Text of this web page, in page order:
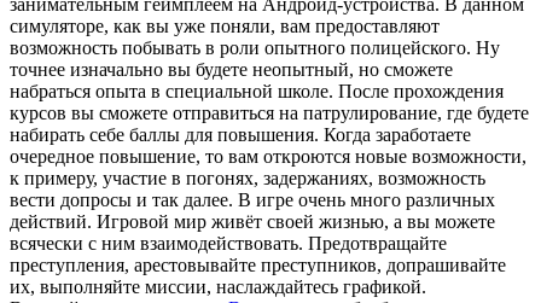
симуляторе, как вы уже поняли, вам предоставляют
возможность побывать в роли опытного полицейского. Ну
точнее изначально вы будете неопытный, но сможете
набраться опыта в специальной школе. После прохождения
курсов вы сможете отправиться на патрулирование, где будете
набирать себе баллы для повышения. Когда заработаете
очередное повышение, то вам откроются новые возможности,
к примеру, участие в погонях, задержаниях, возможность
вести допросы и так далее. В игре очень много различных
действий. Игровой мир живёт своей жизнью, а вы можете
всячески с ним взаимодействовать. Предотвращайте
преступления, арестовывайте преступников, допрашивайте
их, выполняйте миссии, наслаждайтесь графикой.